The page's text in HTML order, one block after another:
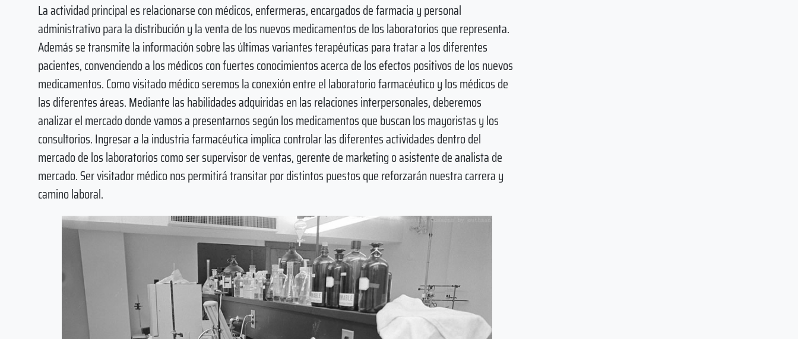
La actividad principal es relacionarse con médicos, enfermeras, encargados de farmacia y personal
administrativo para la distribución y la venta de los nuevos medicamentos de los laboratorios que representa.
Además se transmite la información sobre las últimas variantes terapéuticas para tratar a los diferentes
pacientes, convenciendo a los médicos con fuertes conocimientos acerca de los efectos positivos de los nuevos
medicamentos. Como visitado médico seremos la conexión entre el laboratorio farmacéutico y los médicos de
las diferentes áreas. Mediante las habilidades adquiridas en las relaciones interpersonales, deberemos
analizar el mercado donde vamos a presentarnos según los medicamentos que buscan los mayoristas y los
consultorios. Ingresar a la industria farmacéutica implica controlar las diferentes actividades dentro del
mercado de los laboratorios como ser supervisor de ventas, gerente de marketing o asistente de analista de
mercado. Ser visitador médico nos permitirá transitar por distintos puestos que reforzarán nuestra carrera y
camino laboral.